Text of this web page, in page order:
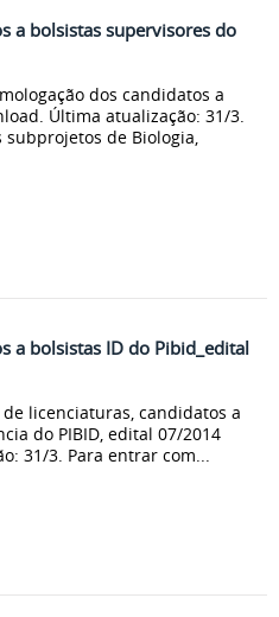
a bolsistas supervisores do
dos candidatos a
Última atualização: 31/3.
de Biologia,
a bolsistas ID do Pibid_edital
licenciaturas, candidatos a
do PIBID, edital 07/2014
31/3. Para entrar com...